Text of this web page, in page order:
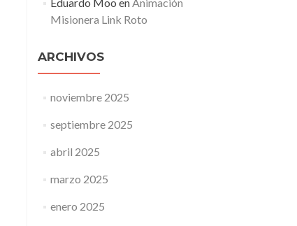
Misionera Link Roto
ARCHIVOS
noviembre 2025
septiembre 2025
abril 2025
marzo 2025
enero 2025